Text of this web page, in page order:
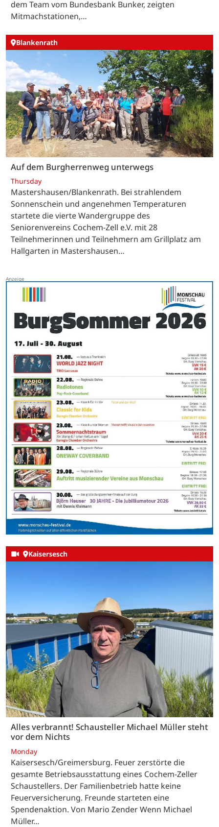
dem Team vom Bundesbank Bunker, zeigten
Mitmachstationen,…
Blankenrath
Auf dem Burgherrenweg unterwegs
Thursday
Mastershausen/Blankenrath. Bei strahlendem
Sonnenschein und angenehmen Temperaturen
startete die vierte Wandergruppe des
Seniorenvereins Cochem-Zell e.V. mit 28
Teilnehmerinnen und Teilnehmern am Grillplatz am
Hallgarten in Mastershausen…
Kaisersesch
Alles verbrannt! Schausteller Michael Müller steht
vor dem Nichts
Monday
Kaisersesch/Greimersburg. Feuer zerstörte die
gesamte Betriebsausstattung eines Cochem-Zeller
Schaustellers. Der Familienbetrieb hatte keine
Feuerversicherung. Freunde starteten eine
Spendenaktion. Von Mario Zender Wenn Michael
Müller…